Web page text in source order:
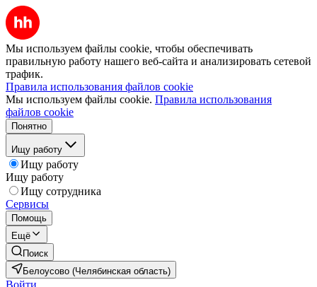
Мы используем файлы cookie, чтобы обеспечивать
правильную работу нашего веб-сайта и анализировать сетевой
трафик.
Правила использования файлов cookie
Мы используем файлы cookie. Правила использования
файлов cookie
Понятно
Ищу работу
Ищу работу
Ищу работу
Ищу сотрудника
Сервисы
Помощь
Ещё
Поиск
Белоусово (Челябинская область)
Войти